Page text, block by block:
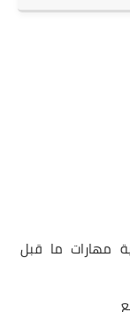
مهارات ما قبل